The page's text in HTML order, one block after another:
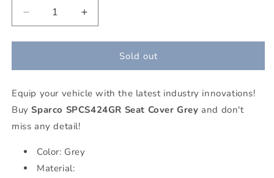
Decrease
quantity
for
SPCS424GR
Cover
Gray
Increase
quantity
for
SPCS424GR
Cover
Gray
Sold out
Equip your vehicle with the latest industry innovations!
BuySparco SPCS424GR Seat Cover Grey and don't
miss any detail!
Color: Grey
Material: